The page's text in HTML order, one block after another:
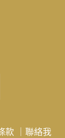
款 ｜聯絡我